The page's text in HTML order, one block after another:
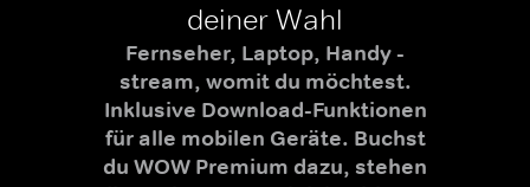
deiner Wahl
Fernseher, Laptop, Handy -
stream, womit du möchtest.
Inklusive Download-Funktionen
für alle mobilen Geräte. Buchst
du WOW Premium dazu, stehen